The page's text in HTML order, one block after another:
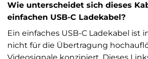
Wie unterscheidet sich dieses
einfachen USB-C Ladekabel?
Ein einfaches USB-C Ladekabel ist
nicht für die Übertragung